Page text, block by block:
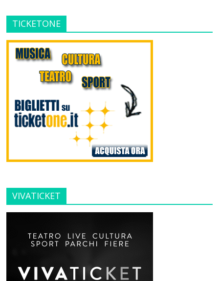
TICKETONE
VIVATICKET